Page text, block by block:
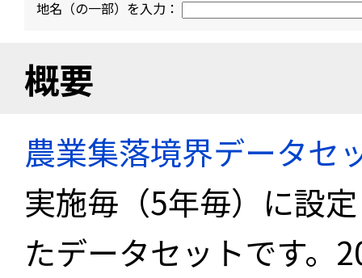
地名（の一部）を入力：
概要
農業集落境界データセ
実施毎（5年毎）に設
たデータセットです。